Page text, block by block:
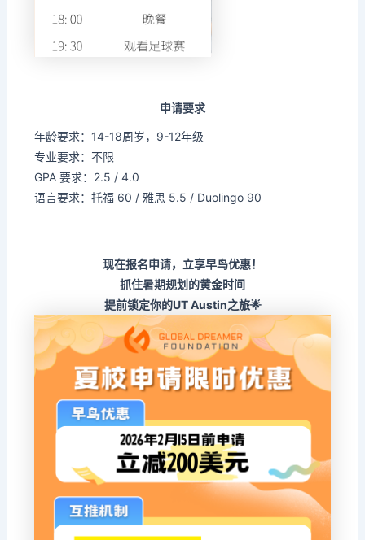
申请要求
年龄要求：14-18周岁，9-12年级
专业要求：不限
GPA 要求：2.5 / 4.0
语言要求：托福 60 / 雅思 5.5 / Duolingo 90
现在报名申请，立享早鸟优惠！
抓住暑期规划的黄金时间
提前锁定你的UT Austin之旅🌟